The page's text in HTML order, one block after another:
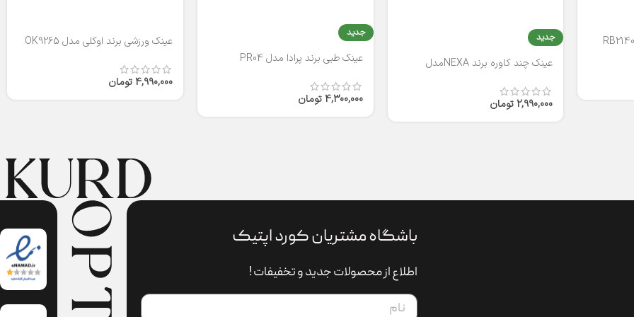
جدید
عینک چند کاوره برند NEXAمدل
2,990,000 تومان
جدید
عینک طبی برند پرادا مدل PR04
4,300,000 تومان
عینک ورزشی برند اوکلی مدل OK9265
4,990,000 تومان
باشگاه مشتریان کورد اپتیک
اطلاع از محصولات جدید و تخفیفات !